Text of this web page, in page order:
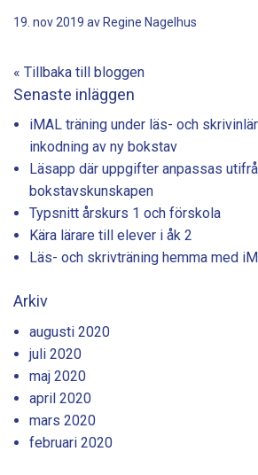
19. nov 2019 avRegine Nagelhus
« Tillbaka till bloggen
Senaste inläggen
iMAL träning under läs- och
inkodning av ny bokstav
Läsapp där uppgifter anpassas
bokstavskunskapen
Typsnitt årskurs 1 och förskola
Kära lärare till elever i åk 2
Läs- och skrivträning hemma med
Arkiv
augusti 2020
juli 2020
maj 2020
april 2020
mars 2020
februari 2020